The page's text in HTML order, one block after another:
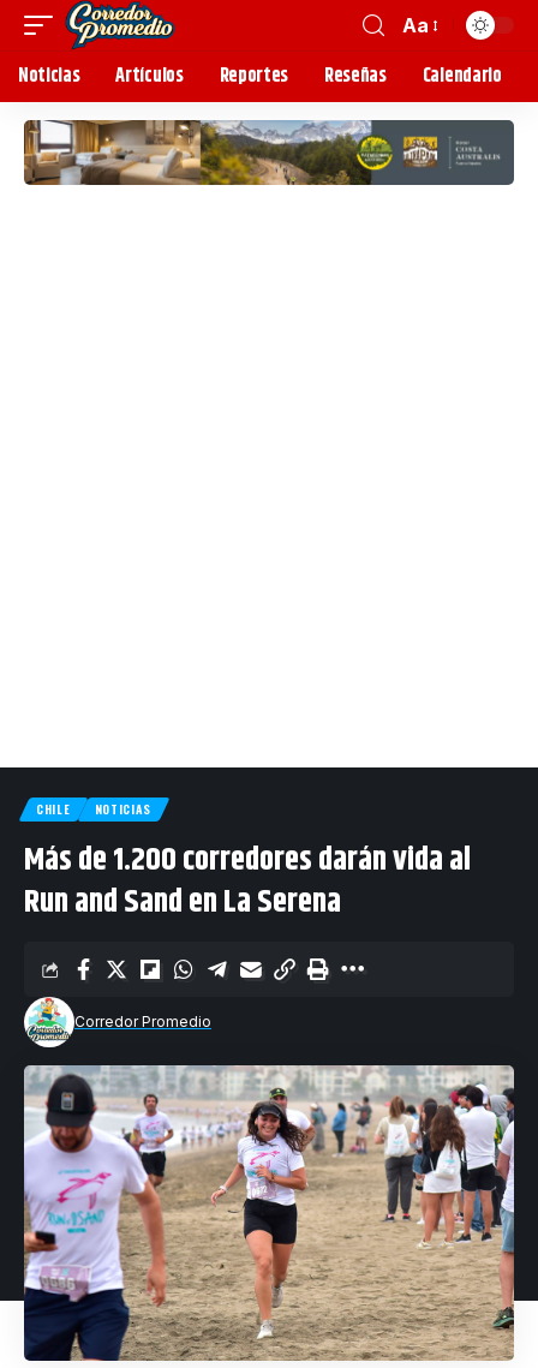
Aa
Noticias Artículos Reportes Reseñas Calendario
CHILE NOTICIAS
Más de 1.200 corredores darán vida al
Run and Sand en La Serena
Corredor Promedio